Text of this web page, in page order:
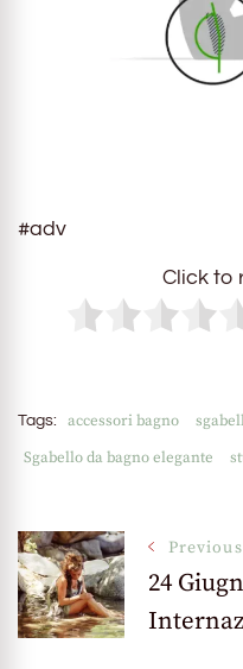
#adv
Click to
Tags: accessori bagno
Sgabello da bagno elegante
Post
Navigation
24